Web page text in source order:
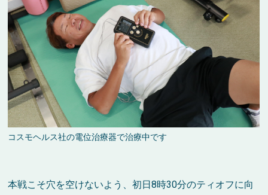
コスモヘルス社の電位治療器で治療中です
本戦こそ穴を空けないよう、初日8時30分のティオフに向